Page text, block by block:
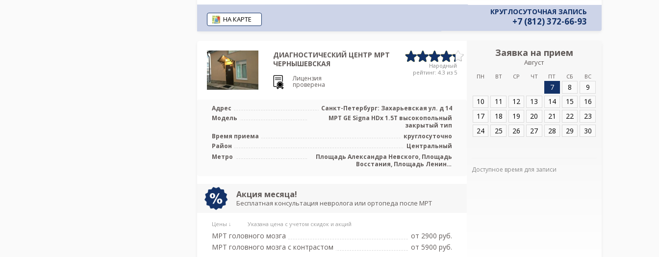
НА КАРТЕ
КРУГЛОСУТОЧНАЯ ЗАПИСЬ
+7 (812) 372-66-93
ДИАГНОСТИЧЕСКИЙ ЦЕНТР МРТ
ЧЕРНЫШЕВСКАЯ
Лицензия
проверена
Народный
рейтинг: 4.3 из 5
Адрес
Санкт-Петербург: Захарьевская ул. д 14
Модель
МРТ GE Signa HDx 1.5T высокопольный
закрытый тип
Время приема
круглосуточно
Район
Центральный
Метро
Площадь Александра Невского, Площадь
Восстания, Площадь Ленина,
Акция месяца!
Бесплатная консультация невролога или ортопеда после МРТ
Цены ↓ Указана цена с учетом скидок и акций
МРТ головного мозга
от 2900 pуб.
МРТ головного мозга c контрастом
от 5900 pуб.
Заявка на прием
Август
ПН ВТ СР ЧТ ПТ СБ ВС
7 8
9
10
11 12 13 14 15
16
17
18 19 20 21 22
23
24
25 26 27 28 29 30
Доступное время для записи